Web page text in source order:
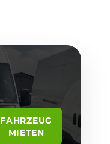
FAHRZEUG
MIETEN